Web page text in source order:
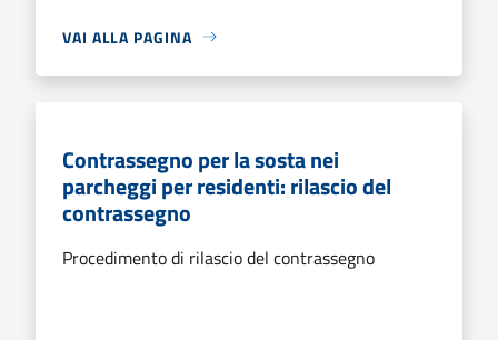
VAI ALLA PAGINA
Contrassegno per la sosta nei
parcheggi per residenti: rilascio del
contrassegno
Procedimento di rilascio del contrassegno